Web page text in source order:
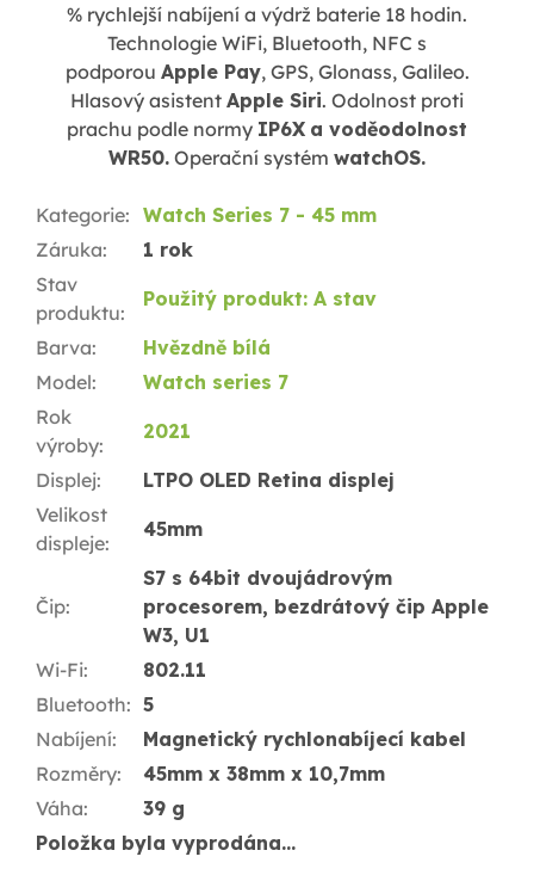
% rychlejší nabíjení a výdrž baterie 18 hodin.
Technologie WiFi, Bluetooth, NFC s
podporou Apple Pay, GPS, Glonass, Galileo.
Hlasový asistent Apple Siri. Odolnost proti
prachu podle normy IP6X a voděodolnost
WR50. Operační systém watchOS.
Kategorie: Watch Series 7 - 45 mm
Záruka:
1 rok
Stav
produktu:
Použitý produkt: A stav
Barva:
Hvězdně bílá
Model:
Watch series 7
Rok
výroby:
2021
Displej:
LTPO OLED Retina displej
Velikost
displeje:
45mm
Čip:
S7 s 64bit dvoujádrovým
procesorem, bezdrátový čip Apple
W3, U1
Wi-Fi:
802.11
Bluetooth: 5
Nabíjení:
Magnetický rychlonabíjecí kabel
Rozměry:
45mm x 38mm x 10,7mm
Váha:
39 g
Položka byla vyprodána…